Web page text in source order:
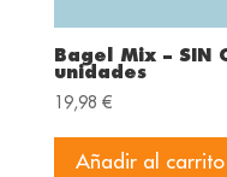
Bagel Mix – SIN
unidades
19,98 €
Añadir al carrito